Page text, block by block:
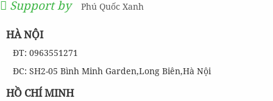
Support by Phú Quốc Xanh
HÀ NỘI
ĐT: 0963551271
ĐC: SH2-05 Bình Minh Garden,Long Biên,Hà Nội
HỒ CHÍ MINH